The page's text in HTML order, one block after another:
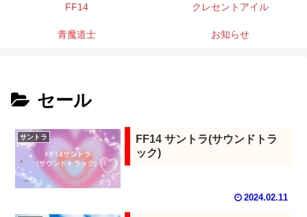
FF14 クレセントアイル
青魔道士 お知らせ
セール
サントラ
FF14 サントラ(サウンドトラ
ック)
2024.02.11